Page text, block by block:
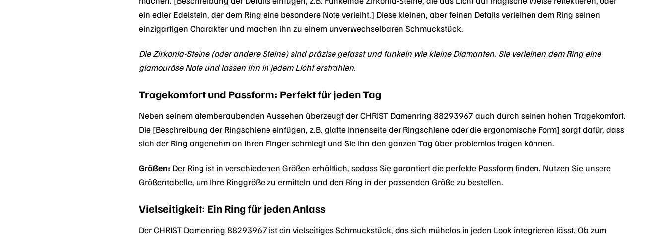
ein edler Edelstein, der dem Ring eine besondere Note verleiht.] Diese kleinen, aber feinen Details verleihen dem Ring seinen
einzigartigen Charakter und machen ihn zu einem unverwechselbaren Schmuckstück.
Die Zirkonia-Steine (oder andere Steine) sind präzise gefasst und funkeln wie kleine Diamanten. Sie verleihen dem Ring eine
glamouröse Note und lassen ihn in jedem Licht erstrahlen.
Tragekomfort und Passform: Perfekt für jeden Tag
Neben seinem atemberaubenden Aussehen überzeugt der CHRIST Damenring 88293967 auch durch seinen hohen Tragekomfort.
Die [Beschreibung der Ringschiene einfügen, z.B. glatte Innenseite der Ringschiene oder die ergonomische Form] sorgt dafür, dass
sich der Ring angenehm an Ihren Finger schmiegt und Sie ihn den ganzen Tag über problemlos tragen können.
Größen: Der Ring ist in verschiedenen Größen erhältlich, sodass Sie garantiert die perfekte Passform finden. Nutzen Sie unsere
Größentabelle, um Ihre Ringgröße zu ermitteln und den Ring in der passenden Größe zu bestellen.
Vielseitigkeit: Ein Ring für jeden Anlass
Der CHRIST Damenring 88293967 ist ein vielseitiges Schmuckstück, das sich mühelos in jeden Look integrieren lässt. Ob zum